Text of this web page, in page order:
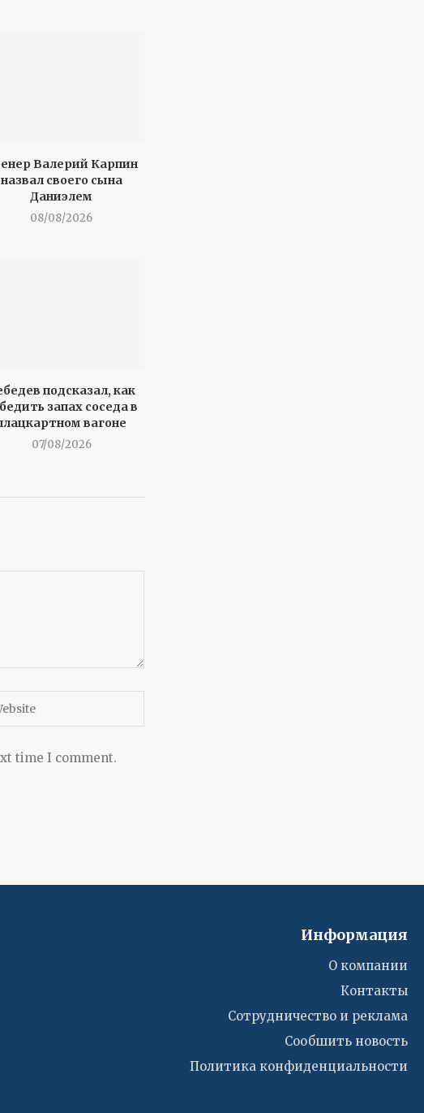
Валерий Карпин
назвал своего сына
Даниэлем
08/08/2026
подсказал, как
запах соседа в
вагоне
07/08/2026
time I comment.
Информация
О компании
Контакты
Сотрудничество и реклама
Сообшить новость
Политика конфиденциальности